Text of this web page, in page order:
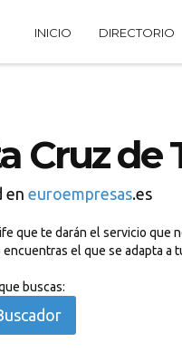
INICIO DIRECTORIO
Cruz de
en euroempresas.es
te darán el servicio que
el que se adapta a
buscas: